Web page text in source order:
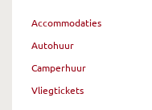
Accommodaties
Autohuur
Camperhuur
Vliegtickets